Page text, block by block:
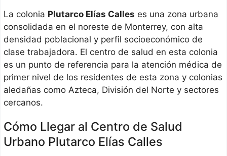
La colonia Plutarco Elías Calles es una zona urbana
consolidada en el noreste de Monterrey, con alta
densidad poblacional y perfil socioeconómico de
clase trabajadora. El centro de salud en esta colonia
es un punto de referencia para la atención médica de
primer nivel de los residentes de esta zona y colonias
aledañas como Azteca, División del Norte y sectores
cercanos.
Cómo Llegar al Centro de Salud
Urbano Plutarco Elías Calles